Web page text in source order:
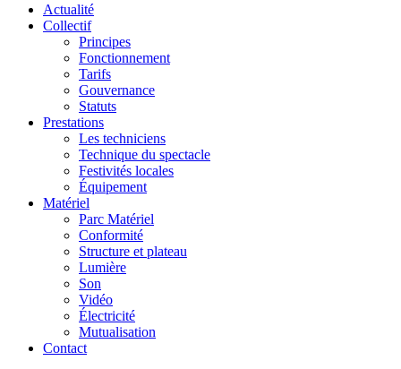
Actualité
Collectif
Principes
Fonctionnement
Tarifs
Gouvernance
Statuts
Prestations
Les techniciens
Technique du spectacle
Festivités locales
Équipement
Matériel
Parc Matériel
Conformité
Structure et plateau
Lumière
Son
Vidéo
Électricité
Mutualisation
Contact